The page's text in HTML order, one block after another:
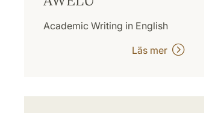
Academic Writing in English
Läs mer